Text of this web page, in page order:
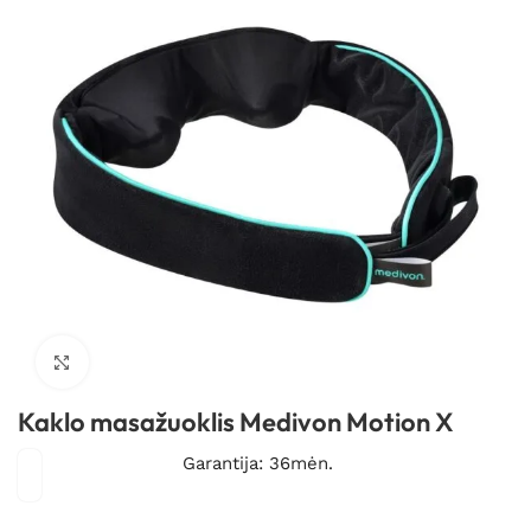
Kaklo masažuoklis Medivon Motion X
Garantija: 36mėn.